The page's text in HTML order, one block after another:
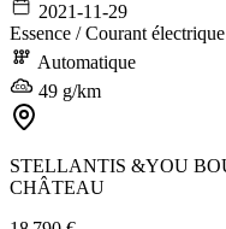
2021-11-29
Essence / Courant électrique
Automatique
49 g/km
STELLANTIS &YOU
CHÂTEAU